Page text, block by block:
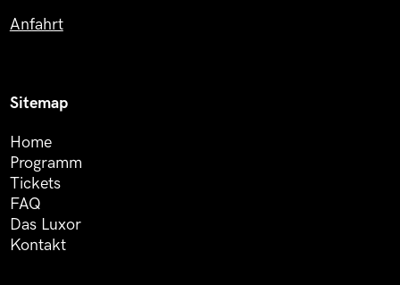
Anfahrt
Sitemap
Home
Programm
Tickets
FAQ
Das Luxor
Kontakt